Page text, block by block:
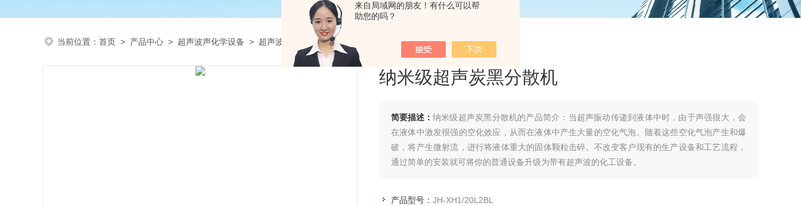
来自局域网的朋友！有什么可以帮
助您的吗？
当前位置： 首页 > 产品中心 > 超声波声化学设备 > 超声波分散机 >JH-XH1/20L2BL纳米级超声炭黑分散机
纳米级超声炭黑分散机
简要描述： 纳米级超声炭黑分散机的产品简介：当超声振动传递到液体中时，由于声强很大，会
在液体中激发很强的空化效应，从而在液体中产生大量的空化气泡。随着这些空化气泡产生和爆
破，将产生微射流，进行将液体重大的固体颗粒击碎。不改变客户现有的生产设备和工艺流程，
通过简单的安装就可将你的普通设备升级为带有超声波的化工设备。
产品型号： JH-XH1/20L2BL